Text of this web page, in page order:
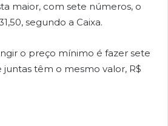
maior, com sete números, o
segundo a Caixa.
o preço mínimo é fazer sete
juntas têm o mesmo valor, R$